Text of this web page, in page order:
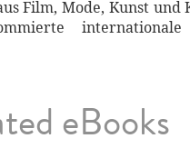
Film, Mode, Kunst und
internationale
eBooks